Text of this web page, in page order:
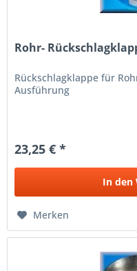
Rohr-
Rückschlagklappe für
Ausführung
23,25 € *
In den
Merken